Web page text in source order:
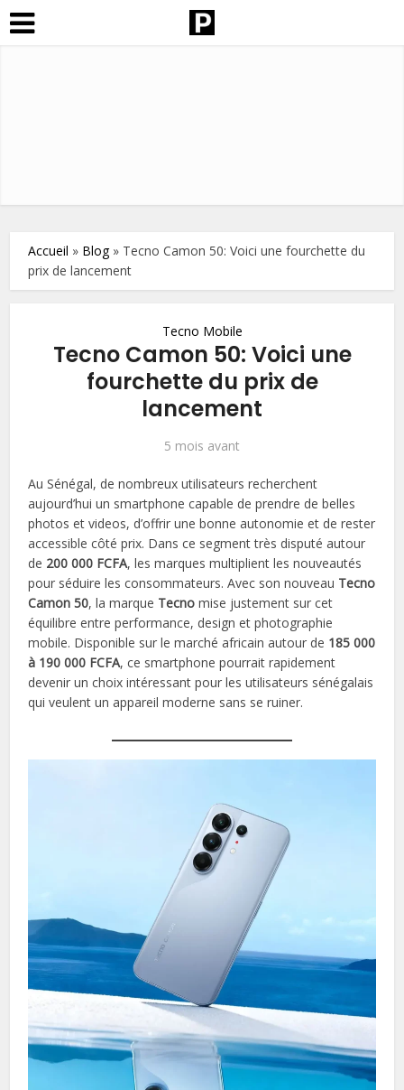
Accueil » Blog» Tecno Camon 50: Voici une fourchette du
prix de lancement
Tecno Mobile
Tecno Camon 50: Voici une
fourchette du prix de
lancement
5 mois avant
Au Sénégal, de nombreux utilisateurs recherchent
aujourd’hui un smartphone capable de prendre de belles
photos et videos, d’offrir une bonne autonomie et de rester
accessible côté prix. Dans ce segment très disputé autour
de 200 000 FCFA, les marques multiplient les nouveautés
pour séduire les consommateurs. Avec son nouveau Tecno
Camon 50, la marque Tecno mise justement sur cet
équilibre entre performance, design et photographie
mobile. Disponible sur le marché africain autour de 185 000
à 190 000 FCFA, ce smartphone pourrait rapidement
devenir un choix intéressant pour les utilisateurs sénégalais
qui veulent un appareil moderne sans se ruiner.